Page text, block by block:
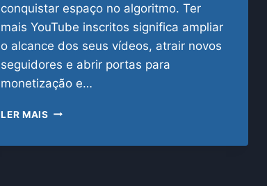
conquistar espaço no algoritmo. Ter
mais YouTube inscritos significa ampliar
o alcance dos seus vídeos, atrair novos
seguidores e abrir portas para
monetização e…
LER MAIS YOUTUBE